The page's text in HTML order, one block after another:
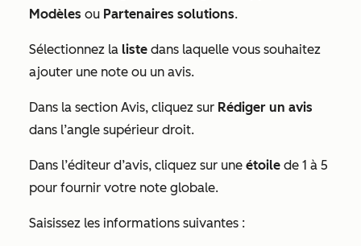
Modèles ou Partenaires solutions.
Sélectionnez la liste dans laquelle vous souhaitez
ajouter une note ou un avis.
Dans la section Avis, cliquez sur Rédiger un avis
dans l’angle supérieur droit.
Dans l’éditeur d’avis, cliquez sur une étoile de 1 à 5
pour fournir votre note globale.
Saisissez les informations suivantes :